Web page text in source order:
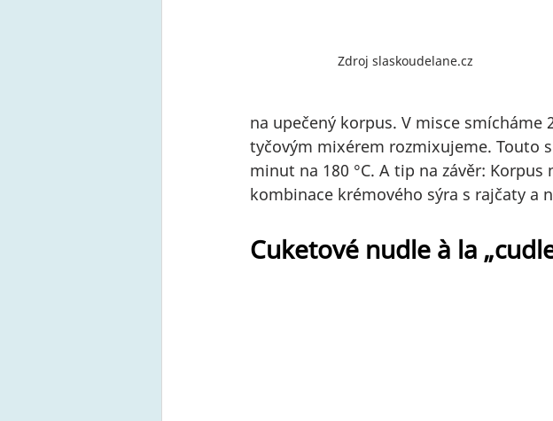
Zdroj slaskoudelane.cz
na upečený korpus. V misce smícháme
tyčovým mixérem rozmixujeme. Touto
minut na 180 °C. A tip na závěr:
kombinace krémového sýra s rajčaty a
Cuketové nudle à la